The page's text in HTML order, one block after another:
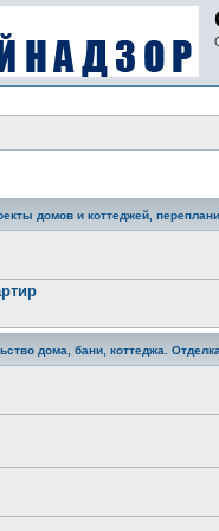
домов и коттеджей,
дома, бани, коттеджа.